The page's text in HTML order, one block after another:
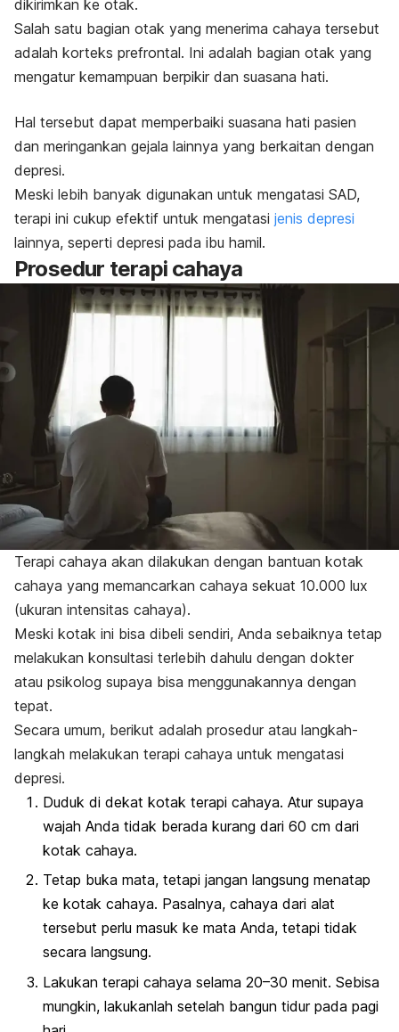
dikirimkan ke otak.
Salah satu bagian otak yang menerima cahaya tersebut
adalah korteks prefrontal. Ini adalah bagian otak yang
mengatur kemampuan berpikir dan suasana hati.
Hal tersebut dapat memperbaiki suasana hati pasien
dan meringankan gejala lainnya yang berkaitan dengan
depresi.
Meski lebih banyak digunakan untuk mengatasi SAD,
terapi ini cukup efektif untuk mengatasi jenis depresi
lainnya, seperti depresi pada ibu hamil.
Prosedur terapi cahaya
Terapi cahaya akan dilakukan dengan bantuan kotak
cahaya yang memancarkan cahaya sekuat 10.000 lux
(ukuran intensitas cahaya).
Meski kotak ini bisa dibeli sendiri, Anda sebaiknya tetap
melakukan konsultasi terlebih dahulu dengan dokter
atau psikolog supaya bisa menggunakannya dengan
tepat.
Secara umum, berikut adalah prosedur atau langkah-
langkah melakukan terapi cahaya untuk mengatasi
depresi.
Duduk di dekat kotak terapi cahaya. Atur supaya
wajah Anda tidak berada kurang dari 60 cm dari
kotak cahaya.
Tetap buka mata, tetapi jangan langsung menatap
ke kotak cahaya. Pasalnya, cahaya dari alat
tersebut perlu masuk ke mata Anda, tetapi tidak
secara langsung.
Lakukan terapi cahaya selama 20–30 menit. Sebisa
mungkin, lakukanlah setelah bangun tidur pada pagi